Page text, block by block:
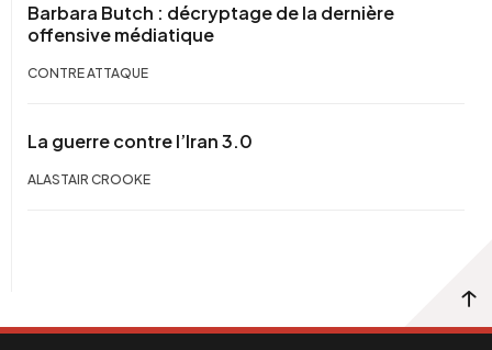
Barbara Butch : décryptage de la dernière
offensive médiatique
CONTRE ATTAQUE
La guerre contre l’Iran 3.0
ALASTAIR CROOKE